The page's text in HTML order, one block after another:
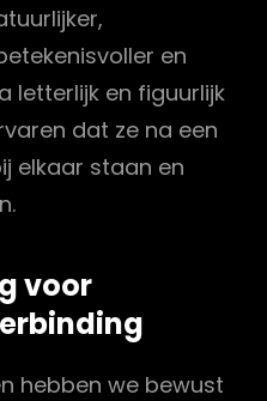
en
letterlijk en figuurlijk
dat ze na een
elkaar staan en
voor
hebben we bewust